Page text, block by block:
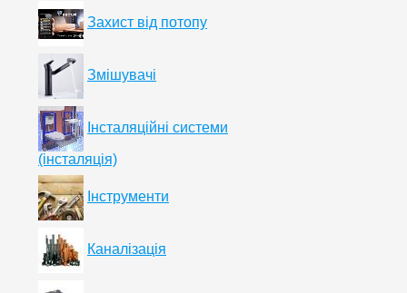
Захист від потопу
Змішувачі
Інсталяційні системи
(інсталяція)
Інструменти
Каналізація